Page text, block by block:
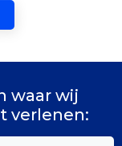
waar wij
verlenen: